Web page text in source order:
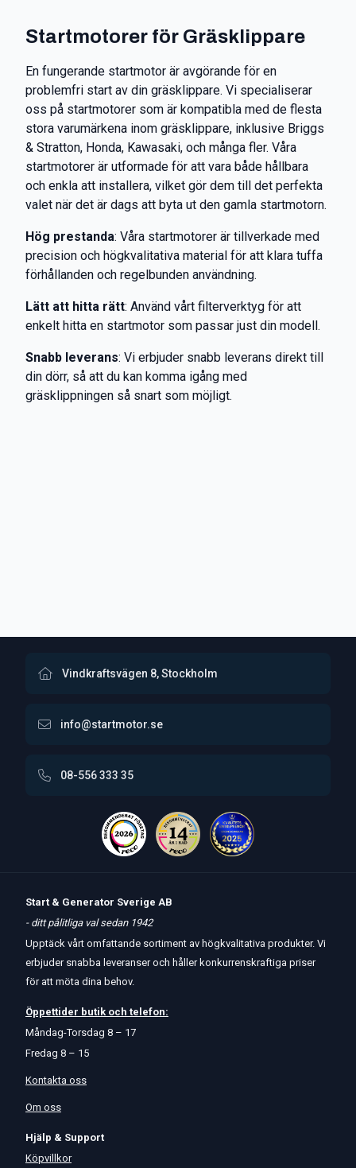
Startmotorer för Gräsklippare
En fungerande startmotor är avgörande för en
problemfri start av din gräsklippare. Vi specialiserar
oss på startmotorer som är kompatibla med de flesta
stora varumärkena inom gräsklippare, inklusive Briggs
& Stratton, Honda, Kawasaki, och många fler. Våra
startmotorer är utformade för att vara både hållbara
och enkla att installera, vilket gör dem till det perfekta
valet när det är dags att byta ut den gamla startmotorn.
Hög prestanda: Våra startmotorer är tillverkade med
precision och högkvalitativa material för att klara tuffa
förhållanden och regelbunden användning.
Lätt att hitta rätt: Använd vårt filterverktyg för att
enkelt hitta en startmotor som passar just din modell.
Snabb leverans: Vi erbjuder snabb leverans direkt till
din dörr, så att du kan komma igång med
gräsklippningen så snart som möjligt.
Vindkraftsvägen 8, Stockholm
info@startmotor.se
08-556 333 35
Start & Generator Sverige AB
- ditt pålitliga val sedan 1942
Upptäck vårt omfattande sortiment av högkvalitativa produkter. Vi
erbjuder snabba leveranser och håller konkurrenskraftiga priser
för att möta dina behov.
Öppettider butik och telefon:
Måndag-Torsdag 8 – 17
Fredag 8 – 15
Kontakta oss
Om oss
Hjälp & Support
Köpvillkor